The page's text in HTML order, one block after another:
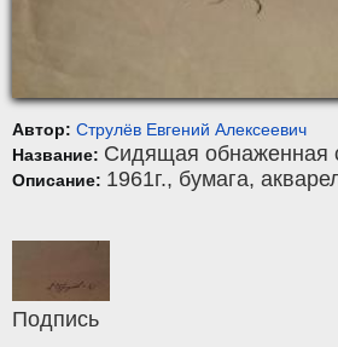
Автор: Струлёв Евгений Алексеевич
Название: Сидящая обнаженная
Описание: 1961г., бумага,
Подпись